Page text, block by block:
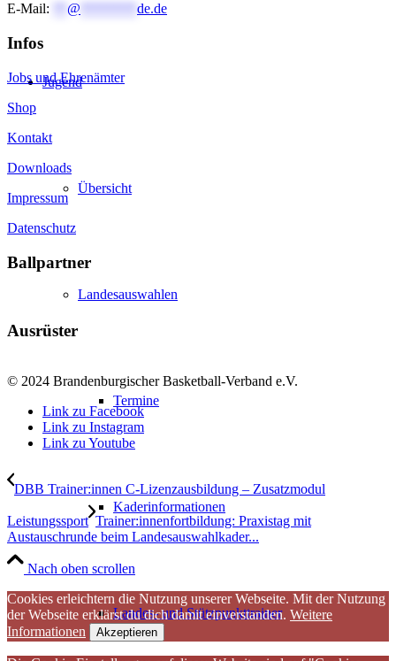
Jugend
Übersicht
Landesauswahlen
Termine
Kaderinformationen
Landes- und Stützpunkttrainer
E-Mail:
@ de.de
Infos
Jobs und Ehrenämter
Shop
Kontakt
Downloads
Impressum
Datenschutz
Ballpartner
Ausrüster
© 2024 Brandenburgischer Basketball-Verband e.V.
Link zu Facebook
Link zu Instagram
Link zu Youtube
DBB Trainer:innen C-Lizenzausbildung – Zusatzmodul
Leistungssport Trainer:innenfortbildung: Praxistag mit
Austauschrunde beim Landesauswahlkader...
Nach oben scrollen
Cookies erleichtern die Nutzung unserer Webseite. Mit der Nutzung
der Webseite erklärst du dich damit einverstanden. Weitere
Informationen
Akzeptieren